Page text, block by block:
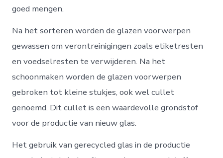
goed mengen.
Na het sorteren worden de glazen voorwerpen
gewassen om verontreinigingen zoals etiketresten
en voedselresten te verwijderen. Na het
schoonmaken worden de glazen voorwerpen
gebroken tot kleine stukjes, ook wel cullet
genoemd. Dit cullet is een waardevolle grondstof
voor de productie van nieuw glas.
Het gebruik van gerecycled glas in de productie